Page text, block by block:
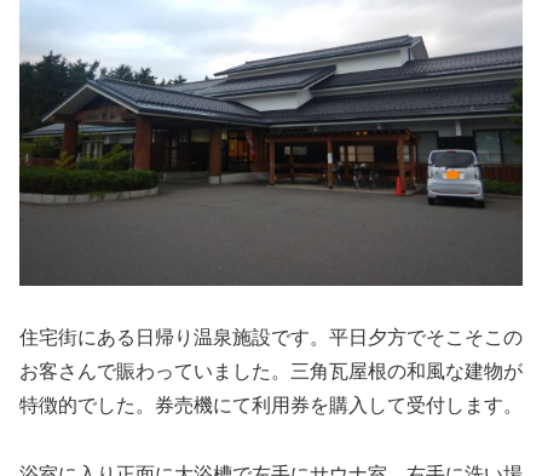
住宅街にある日帰り温泉施設です。平日夕方でそこそこの
お客さんで賑わっていました。三角瓦屋根の和風な建物が
特徴的でした。券売機にて利用券を購入して受付します。